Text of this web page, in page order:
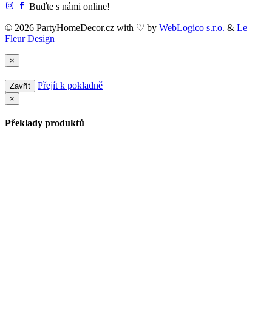
Buďte s námi online!
© 2026 PartyHomeDecor.cz with ♡ by WebLogico s.r.o. & Le
Fleur Design
×
Zavřít Přejít k pokladně
×
Překlady produktů